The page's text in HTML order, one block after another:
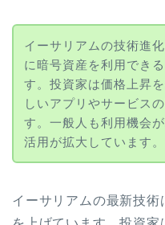
イーサリアムの技術進
に暗号資産を利用でき
す。投資家は価格上昇
しいアプリやサービス
す。一般人も利用機会
活用が拡大しています。
イーサリアムの最新技